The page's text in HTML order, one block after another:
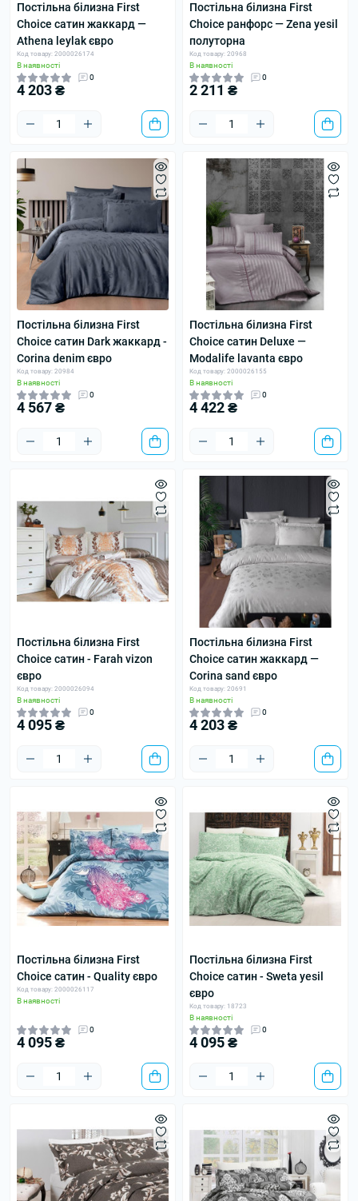
Постільна білизна First
Choice сатин жаккард —
Athena leylak євро
Код товару: 2000026174
В наявності
0
4 203 ₴
Постільна білизна First
Choice ранфорс — Zena yesil
полуторна
Код товару: 20968
В наявності
0
2 211 ₴
Постільна білизна First
Choice сатин Dark жаккард -
Corina denim євро
Код товару: 20984
В наявності
0
4 567 ₴
Постільна білизна First
Choice сатин Deluxe —
Modalife lavanta євро
Код товару: 2000026155
В наявності
0
4 422 ₴
Постільна білизна First
Choice сатин - Farah vizon
євро
Код товару: 2000026094
В наявності
0
4 095 ₴
Постільна білизна First
Choice сатин жаккард —
Corina sand євро
Код товару: 20691
В наявності
0
4 203 ₴
Постільна білизна First
Choice сатин - Quality євро
Код товару: 2000026117
В наявності
0
4 095 ₴
Постільна білизна First
Choice сатин - Sweta yesil
євро
Код товару: 18723
В наявності
0
4 095 ₴